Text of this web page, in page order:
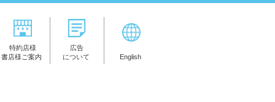
特約店様
書店様ご案内
広告
について
English